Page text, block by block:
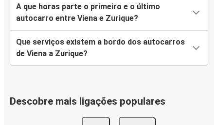
A que horas parte o primeiro e o último
autocarro entre Viena e Zurique?
Que serviços existem a bordo dos autocarros
de Viena a Zurique?
Descobre mais ligações populares